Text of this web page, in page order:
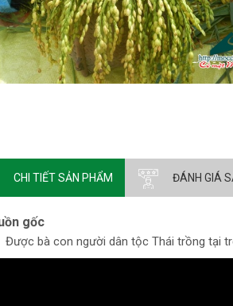
CHI TIẾT SẢN PHẨM ĐÁNH GIÁ
gốc
Được bà con người dân tộc Thái trồng tại